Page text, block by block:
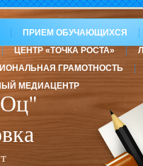
ПРИЕМ ОБУЧАЮЩИХСЯ
ЦЕНТР «ТОЧКА РОСТА»
ГРАМОТНОСТЬ
МЕДИАЦЕНТР